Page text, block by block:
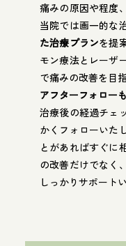
痛みの原因や程度
当院では画一的な
た治療プランを提
モン療法とレーザ
で痛みの改善を目
アフターフォロー
治療後の経過チェ
かくフォローいた
とがあればすぐに
の改善だけでなく
しっかりサポート